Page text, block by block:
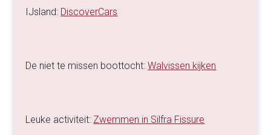
IJsland: DiscoverCars
De niet te missen boottocht:Walvissen kijken
Leuke activiteit: Zwemmen in Silfra Fissure